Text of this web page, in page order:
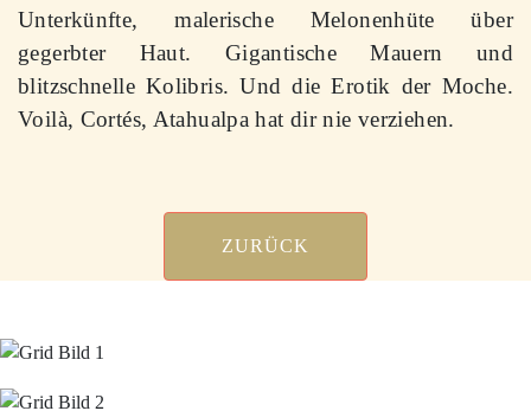
Unterkünfte, malerische Melonenhüte über
gegerbter Haut. Gigantische Mauern und
blitzschnelle Kolibris. Und die Erotik der Moche.
Voilà, Cortés, Atahualpa hat dir nie verziehen.
ZURÜCK